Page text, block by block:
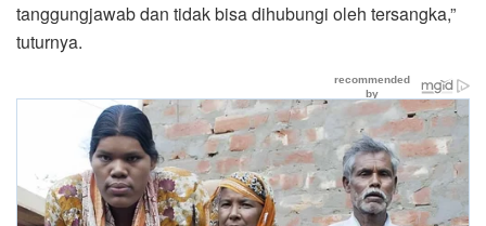
tanggungjawab dan tidak bisa dihubungi oleh tersangka,”
tuturnya.